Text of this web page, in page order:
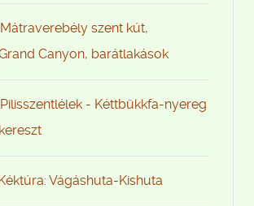
Mátraverebély szent kút,
Canyon, barátlakások
Pilisszentlélek - Kéttbükkfa-nyereg
Kéktúra: Vágáshuta-Kishuta